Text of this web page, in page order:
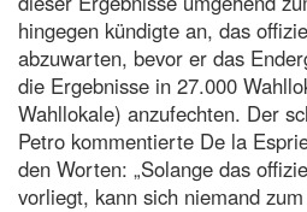
hingegen kündigte an, das
abzuwarten, bevor er das
die Ergebnisse in 27.000
Wahllokale) anzufechten. Der
Petro kommentierte De la
den Worten: „Solange das
vorliegt, kann sich niemand